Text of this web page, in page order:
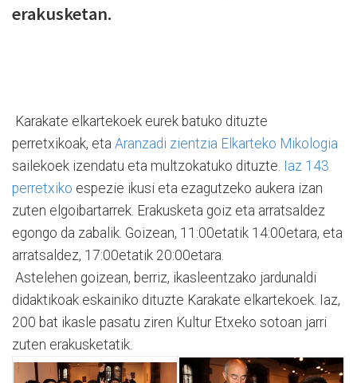
erakusketan.
Karakate elkartekoek eurek batuko dituzte
perretxikoak, eta Aranzadi zientzia Elkarteko Mikologia
sailekoek izendatu eta multzokatuko dituzte. Iaz 143
perretxiko espezie ikusi eta ezagutzeko aukera izan
zuten elgoibartarrek. Erakusketa goiz eta arratsaldez
egongo da zabalik. Goizean, 11:00etatik 14:00etara, eta
arratsaldez, 17:00etatik 20:00etara.
Astelehen goizean, berriz, ikasleentzako jardunaldi
didaktikoak eskainiko dituzte Karakate elkartekoek. Iaz,
200 bat ikasle pasatu ziren Kultur Etxeko sotoan jarri
zuten erakusketatik.